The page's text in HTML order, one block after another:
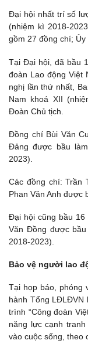
Đại hội nhất trí số
(nhiệm kì 2018-
gồm 27 đồng chí;
Tại Đại hội, đã bầu
đoàn Lao động Việt
nghị lần thứ nhất,
Nam khoá XII
Đoàn Chủ tịch.
Đồng chí Bùi Văn
Đảng được bầu
2023).
Các đồng chí: Trần
Phan Văn Anh được
Đại hội cũng bầu 16
Văn Đồng được
2018-2023).
Bảo vệ người lao
Tại họp báo, phóng
hành Tổng LĐLĐVN
trình “Công đoàn
năng lực cạnh
vào cuộc sống, theo